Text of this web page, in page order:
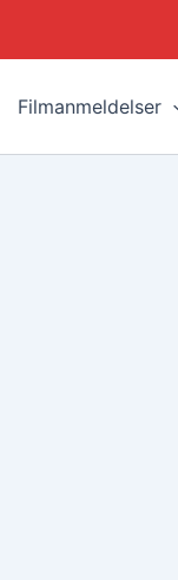
Filmanmeldelser